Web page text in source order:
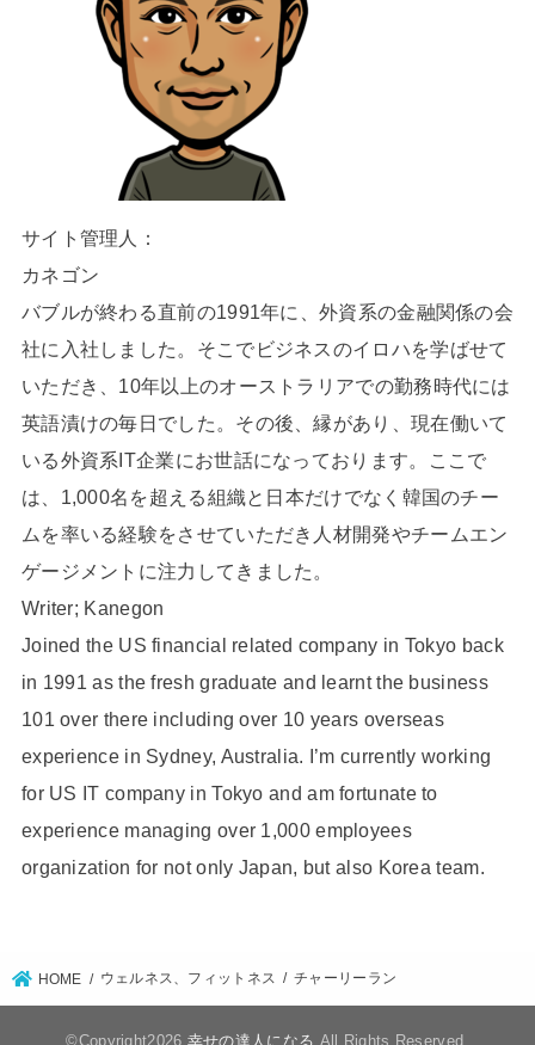
サイト管理人：
カネゴン
バブルが終わる直前の1991年に、外資系の金融関係の会
社に入社しました。そこでビジネスのイロハを学ばせて
いただき、10年以上のオーストラリアでの勤務時代には
英語漬けの毎日でした。その後、縁があり、現在働いて
いる外資系IT企業にお世話になっております。ここで
は、1,000名を超える組織と日本だけでなく韓国のチー
ムを率いる経験をさせていただき人材開発やチームエン
ゲージメントに注力してきました。
Writer; Kanegon
Joined the US financial related company in Tokyo back
in 1991 as the fresh graduate and learnt the business
101 over there including over 10 years overseas
experience in Sydney, Australia. I’m currently working
for US IT company in Tokyo and am fortunate to
experience managing over 1,000 employees
organization for not only Japan, but also Korea team.
HOME ウェルネス、フィットネス チャーリーラン
©Copyright2026 幸せの達人になる .All Rights Reserved.